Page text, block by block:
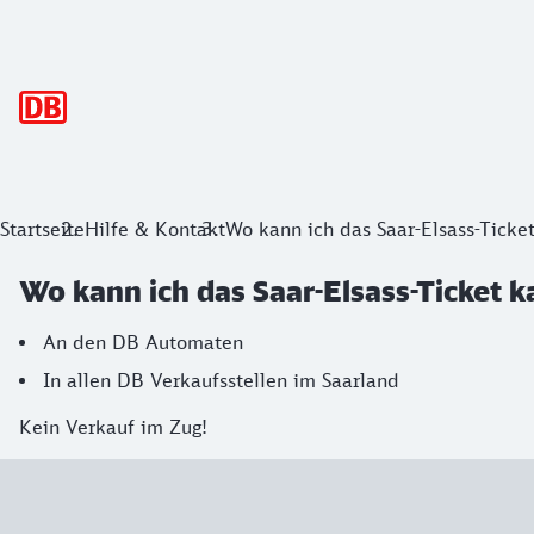
StartseiteHilfe & KontaktWo kann ich das Saar-Elsass-
Wo kann ich das Saar-Elsass-Ticket
An den DB Automaten
In allen DB Verkaufsstellen im Saarland
Kein Verkauf im Zug!